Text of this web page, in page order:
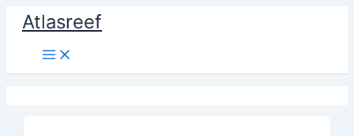
contenido
Atlasreef